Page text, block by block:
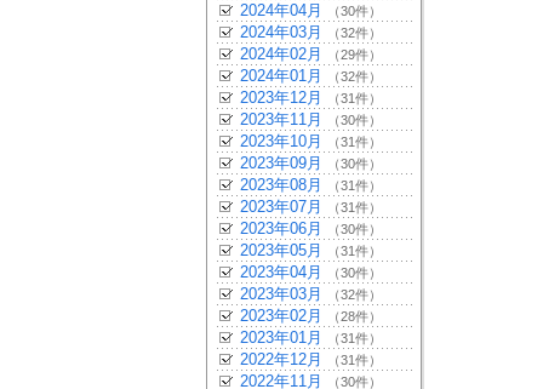
2024年04月 （30件）
2024年03月 （32件）
2024年02月 （29件）
2024年01月 （32件）
2023年12月 （31件）
2023年11月 （30件）
2023年10月 （31件）
2023年09月 （30件）
2023年08月 （31件）
2023年07月 （31件）
2023年06月 （30件）
2023年05月 （31件）
2023年04月 （30件）
2023年03月 （32件）
2023年02月 （28件）
2023年01月 （31件）
2022年12月 （31件）
2022年11月 （30件）